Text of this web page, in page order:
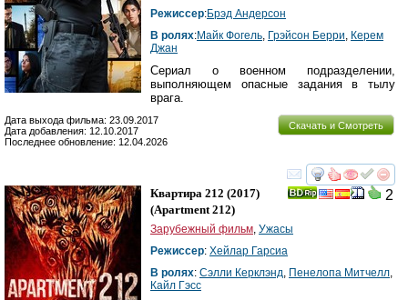
Режиссер:Брэд Андерсон
В ролях:Майк Фогель, Грэйсон Берри, Керем
Джан
Сериал о военном подразделении,
выполняющем опасные задания в тылу
врага.
Скачать и Смотреть
Дата выхода фильма: 23.09.2017
Дата добавления: 12.10.2017
Последнее обновление: 12.04.2026
смотреть
2
Квартира 212 (2017)
(Apartment 212)
Зарубежный фильм, Ужасы
Режиссер: Хейлар Гарсиа
В ролях: Сэлли Керклэнд, Пенелопа Митчелл,
Кайл Гэсс